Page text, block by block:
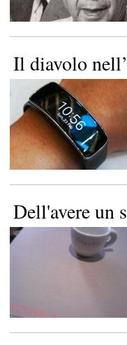
Il diavolo
Dell'avere un